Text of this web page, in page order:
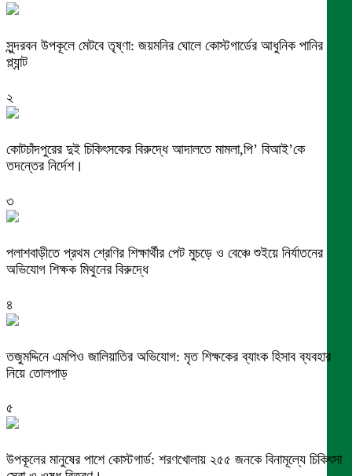
সুন্দরবন উপকূলে মেটবে তৃষ্ণা: জয়মনির ঘোলে কোস্টগার্ডের আধুনিক পানির
প্ল্যান্ট
২
কোটচাঁদপুরের দুই চিকিৎসকের বিরুদ্ধে আদালতে মামলা,পি’ বিআই’কে
তদন্তের নির্দেশ।
৩
পলাশবাড়ীতে প্রথম শ্রেণির শিক্ষার্থীর পেট মুচড়ে ও বেঞ্চে শুইয়ে নির্যাতনের
অভিযোগ শিক্ষক মিথুনের বিরুদ্ধে
৪
তজুমদ্দিনে এমপিও জালিয়াতির অভিযোগ: মৃত শিক্ষকের ব্যাংক হিসাব ব্যবহার
নিয়ে তোলপাড়
৫
উপকূলের মানুষের পাশে কোস্টগার্ড: শরণখোলায় ২৫৫ জনকে বিনামূল্যে চিকিৎসা